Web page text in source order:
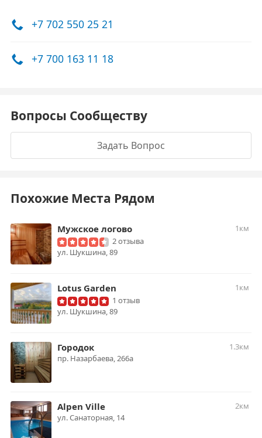
+7 702 550 25 21
+7 700 163 11 18
Вопросы Сообществу
Задать Вопрос
Похожие Места Рядом
Мужское логово
1км
2 отзыва
​ул. Шукшина, 89
Lotus Garden
1км
1 отзыв
ул. Шукшина, 89
Городок
1.3км
пр. Назарбаева, 266а​
Alpen Ville
2км
ул. Санаторная, 14